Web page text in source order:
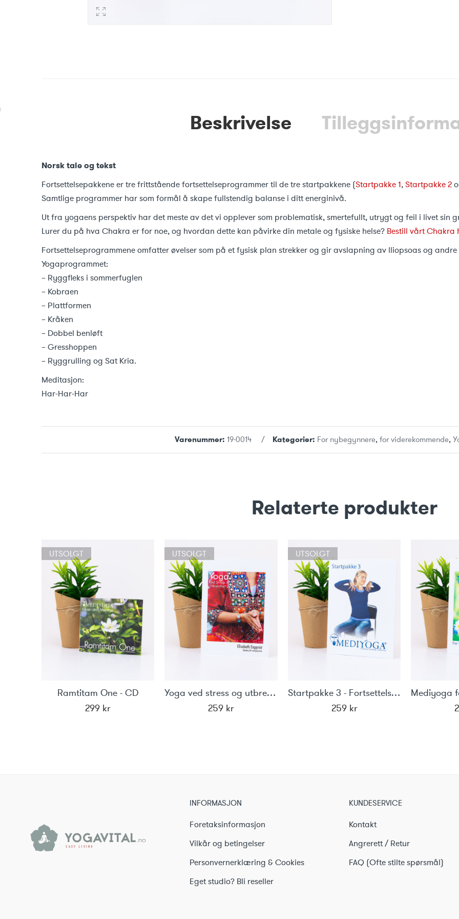
Beskrivelse
Norsk tale og tekst
Fortsettelsepakkene er tre frittstående fortsettelseprogrammer til de tre startpakkene (Startpakke 1,Startpakke 2
Samtlige programmer har som formål å skape fullstendig balanse i ditt energinivå.
Ut fra yogaens perspektiv har det meste av det vi opplever som problematisk, smertefullt, utrygt og feil i livet sin
Lurer du på hva Chakra er for noe, og hvordan dette kan påvirke din metale og fysiske helse? Bestill vårt Chakra
Fortsettelseprogrammene omfatter øvelser som på et fysisk plan strekker og gir avslapning av lliopsoas og
Yogaprogrammet:
– Ryggfleks i sommerfuglen
– Kobraen
– Plattformen
– Kråken
– Dobbel benløft
– Gresshoppen
– Ryggrulling og Sat Kria.
Meditasjon:
Har-Har-Har
Varenummer: 19-0014 Kategorier: For nybegynnere, for viderekommende,
Relaterte produkter
UTSOLGT
Ramtitam One - CD
299 kr
UTSOLGT
Yoga ved stress og utbrenthet nr. 2
259 kr
UTSOLGT
Startpakke 3 - Fortsettelse introduksjon til yoga
259 kr
INFORMASJON
Foretaksinformasjon
Vilkår og betingelser
Personvernerklæring & Cookies
Eget studio? Bli reseller
KUNDESERVICE
Kontakt
Angrerett / Retur
FAQ (Ofte stilte spørsmål)